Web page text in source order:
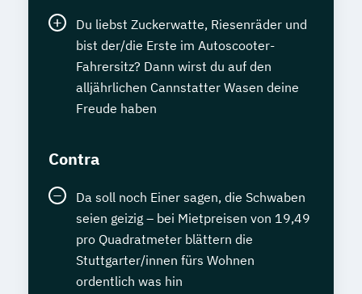
Du liebst Zuckerwatte, Riesenräder und
bist der/die Erste im Autoscooter-
Fahrersitz? Dann wirst du auf den
alljährlichen Cannstatter Wasen deine
Freude haben
Contra
Da soll noch Einer sagen, die Schwaben
seien geizig – bei Mietpreisen von 19,49
pro Quadratmeter blättern die
Stuttgarter/innen fürs Wohnen
ordentlich was hin